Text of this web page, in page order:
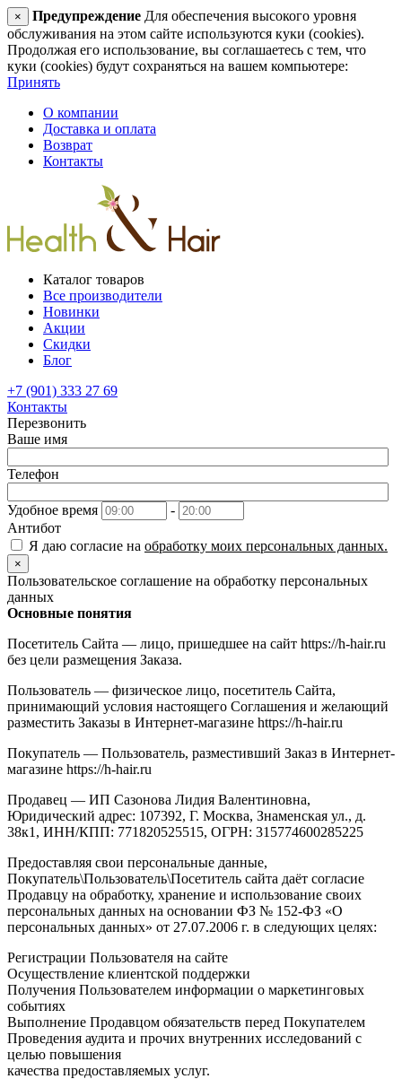
× Предупреждение Для обеспечения высокого уровня
обслуживания на этом сайте используются куки (cookies).
Продолжая его использование, вы соглашаетесь с тем, что
куки (cookies) будут сохраняться на вашем компьютере:
Принять
О компании
Доставка и оплата
Возврат
Контакты
Каталог товаров
Все производители
Новинки
Акции
Скидки
Блог
+7 (901) 333 27 69
Контакты
Перезвонить
Ваше имя
Телефон
Удобное время
-
Антибот
Я даю согласие на обработку моих персональных данных.
×
Пользовательское соглашение на обработку персональных
данных
Основные понятия
Посетитель Сайта — лицо, пришедшее на сайт https://h-hair.ru
без цели размещения Заказа.
Пользователь — физическое лицо, посетитель Сайта,
принимающий условия настоящего Соглашения и желающий
разместить Заказы в Интернет-магазине https://h-hair.ru
Покупатель — Пользователь, разместивший Заказ в Интернет-
магазине https://h-hair.ru
Продавец — ИП Сазонова Лидия Валентиновна,
Юридический адрес: 107392, Г. Москва, Знаменская ул., д.
38к1, ИНН/КПП: 771820525515, ОГРН: 315774600285225
Предоставляя свои персональные данные,
Покупатель\Пользователь\Посетитель сайта даёт согласие
Продавцу на обработку, хранение и использование своих
персональных данных на основании ФЗ № 152-ФЗ «О
персональных данных» от 27.07.2006 г. в следующих целях:
Регистрации Пользователя на сайте
Осуществление клиентской поддержки
Получения Пользователем информации о маркетинговых
событиях
Выполнение Продавцом обязательств перед Покупателем
Проведения аудита и прочих внутренних исследований с
целью повышения
качества предоставляемых услуг.